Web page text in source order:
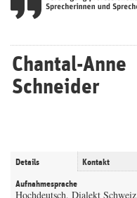
Chantal-Anne
Schneider
Details Kontakt
Aufnahmesprache
Hochdeutsch, Dialekt Schweiz